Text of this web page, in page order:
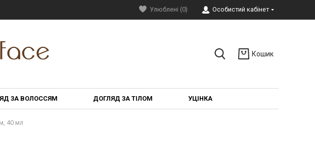
Улюблені (0) Особистий кабінет
Кошик
ЗА ВОЛОССЯМ ДОГЛЯД ЗА ТІЛОМ УЦІНКА
40 мл